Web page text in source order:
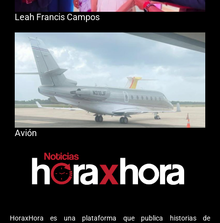
HoraxHora es una plataforma que publica historias de
Leah Francis Campos
Avión